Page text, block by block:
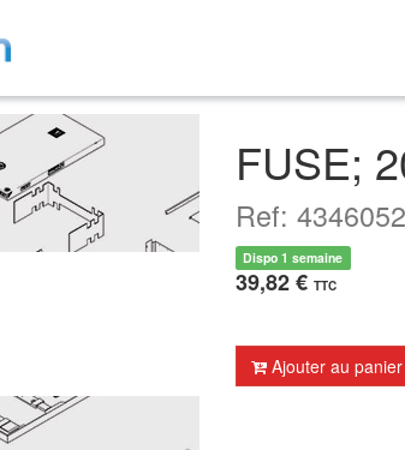
FUSE;
Ref:
Dispo 1 semaine
39,82 € TTC
Ajouter au panier